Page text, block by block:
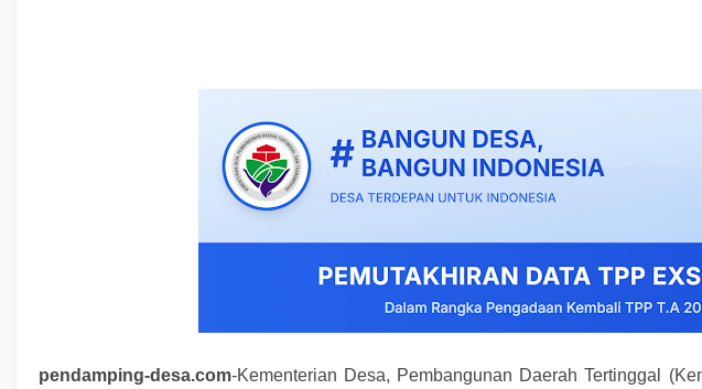
pendamping-desa.com-Kementerian Desa, Pembangunan Daerah Tertinggal